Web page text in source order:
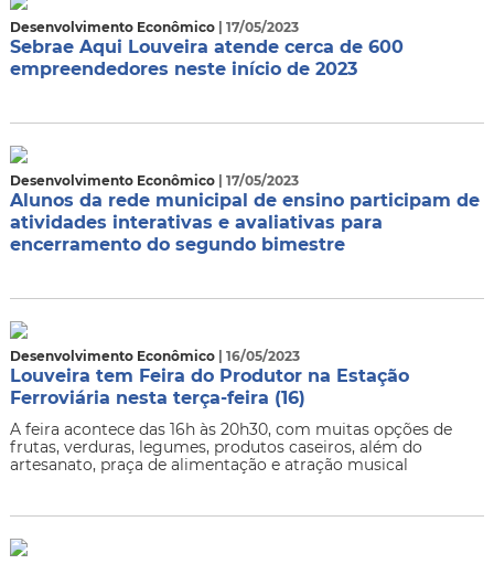
Desenvolvimento Econômico | 17/05/2023
Sebrae Aqui Louveira atende cerca de 600
empreendedores neste início de 2023
Desenvolvimento Econômico | 17/05/2023
Alunos da rede municipal de ensino participam de
atividades interativas e avaliativas para
encerramento do segundo bimestre
Desenvolvimento Econômico | 16/05/2023
Louveira tem Feira do Produtor na Estação
Ferroviária nesta terça-feira (16)
A feira acontece das 16h às 20h30, com muitas opções de
frutas, verduras, legumes, produtos caseiros, além do
artesanato, praça de alimentação e atração musical